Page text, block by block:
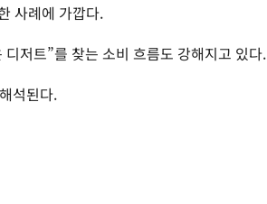
사례에 가깝다.
저트”를 찾는 소비 흐름도 강해지고 있다.
석된다.